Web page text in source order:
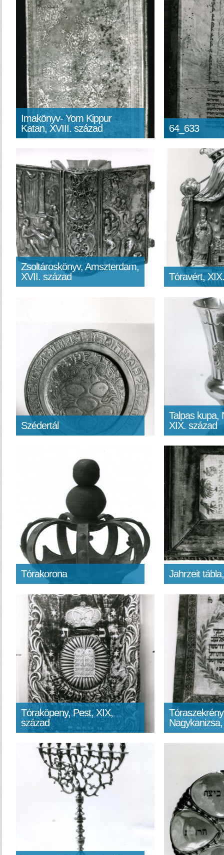
Imakönyv- Yom Kippur
Katan, XVIII. század
64_633
Zsoltároskönyv, Amszterdam,
XVII. század
Tóravért,
Szédertál
Talpas kupa,
XIX. század
Tórakorona Jahrzeit
Tóraköpeny, Pest, XIX,
század